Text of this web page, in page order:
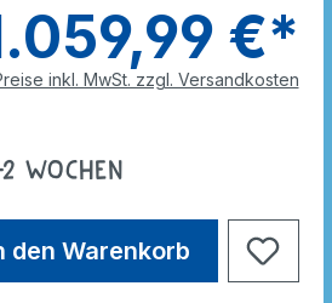
€*
inkl. MwSt. zzgl. Versandkosten
Wochen
den Warenkorb